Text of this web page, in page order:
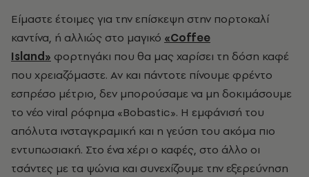
Είμαστε έτοιμες για την επίσκεψη στην πορτοκαλί
καντίνα, ή αλλιώς στο μαγικό «Coffee
Island» φορτηγάκι που θα μας χαρίσει τη δόση καφέ
που χρειαζόμαστε. Αν και πάντοτε πίνουμε φρέντο
εσπρέσο μέτριο, δεν μπορούσαμε να μη δοκιμάσουμε
το νέο viral ρόφημα «Bobastic». Η εμφάνισή του
απόλυτα ινσταγκραμική και η γεύση του ακόμα πιο
εντυπωσιακή. Στο ένα χέρι ο καφές, στο άλλο οι
τσάντες με τα ψώνια και συνεχίζουμε την εξερεύνηση